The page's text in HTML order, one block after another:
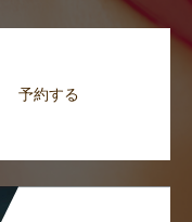
予約する